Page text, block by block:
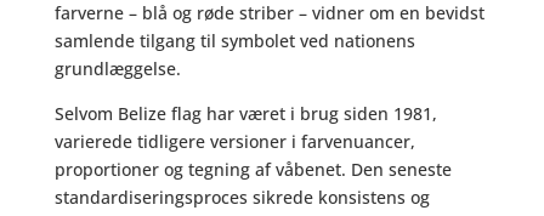
farverne – blå og røde striber – vidner om en bevidst
samlende tilgang til symbolet ved nationens
grundlæggelse.
Selvom Belize flag har været i brug siden 1981,
varierede tidligere versioner i farvenuancer,
proportioner og tegning af våbenet. Den seneste
standardiseringsproces sikrede konsistens og